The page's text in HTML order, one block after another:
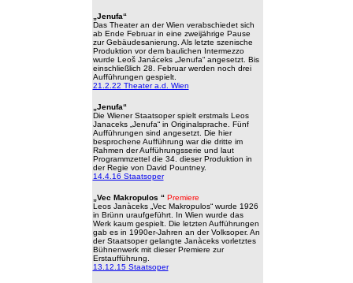
„Jenufa“
Das Theater an der Wien verabschiedet sich
ab Ende Februar in eine zweijährige Pause
zur Gebäudesanierung. Als letzte szenische
Produktion vor dem baulichen Intermezzo
wurde Leoš Janáceks „Jenufa“ angesetzt. Bis
einschließlich 28. Februar werden noch drei
Aufführungen gespielt.
21.2.22 Theater a.d. Wien
„Jenufa“
Die Wiener Staatsoper spielt erstmals Leos
Janaceks „Jenufa“ in Originalsprache. Fünf
Aufführungen sind angesetzt. Die hier
besprochene Aufführung war die dritte im
Rahmen der Aufführungsserie und laut
Programmzettel die 34. dieser Produktion in
der Regie von David Pountney.
14.4.16 Staatsoper
„Vec Makropulos “ Premiere
Leos Janàceks „Vec Makropulos“ wurde 1926
in Brünn uraufgeführt. In Wien wurde das
Werk kaum gespielt. Die letzten Aufführungen
gab es in 1990er-Jahren an der Volksoper. An
der Staatsoper gelangte Janàceks vorletztes
Bühnenwerk mit dieser Premiere zur
Erstaufführung.
13.12.15 Staatsoper